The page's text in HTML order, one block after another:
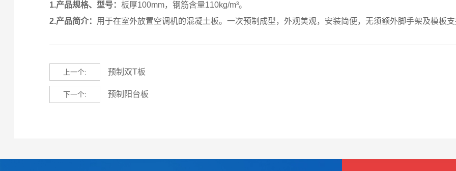
1.产品规格、型号： 板厚100mm，钢筋含量110kg/m³。
2.产品简介： 用于在室外放置空调机的混凝土板。一次预制成型，外观美观，安装简便，无须额外脚手架及模板
上一个: 预制双T板
下一个: 预制阳台板